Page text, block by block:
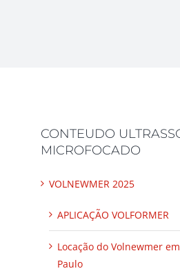
CONTEUDO
MICROFOCADO
VOLNEWMER 2025
APLICAÇÃO VOLFORMER
Locação do Volnewmer
Paulo